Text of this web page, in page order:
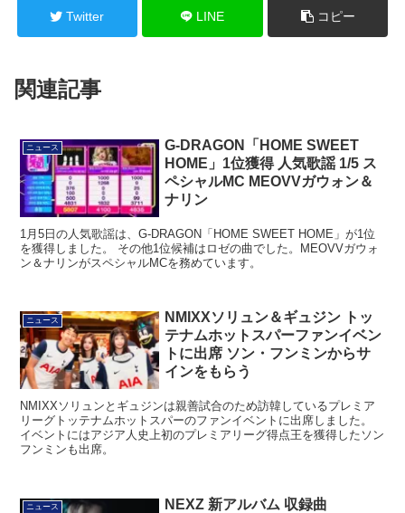
Twitter LINE コピー
関連記事
ニュース
G-DRAGON「HOME SWEET
HOME」1位獲得 人気歌謡 1/5 ス
ペシャルMC MEOVVガウォン＆
ナリン
1月5日の人気歌謡は、G-DRAGON「HOME SWEET HOME」が1位
を獲得しました。 その他1位候補はロゼの曲でした。MEOVVガウォ
ン＆ナリンがスペシャルMCを務めています。
ニュース
NMIXXソリュン＆ギュジン トッ
テナムホットスパーファンイベン
トに出席 ソン・フンミンからサ
インをもらう
NMIXXソリュンとギュジンは親善試合のため訪韓しているプレミア
リーグトッテナムホットスパーのファンイベントに出席しました。
イベントにはアジア人史上初のプレミアリーグ得点王を獲得したソン
フンミンも出席。
ニュース
NEXZ 新アルバム 収録曲